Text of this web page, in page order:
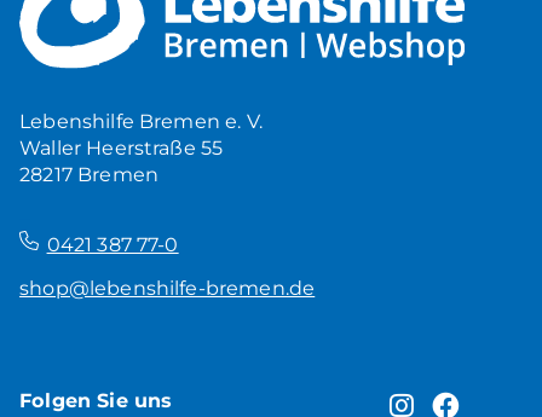
Lebenshilfe Bremen e. V.
Waller Heerstraße 55
28217 Bremen
0421 387 77-0
shop@lebenshilfe-bremen.de
Folgen Sie uns